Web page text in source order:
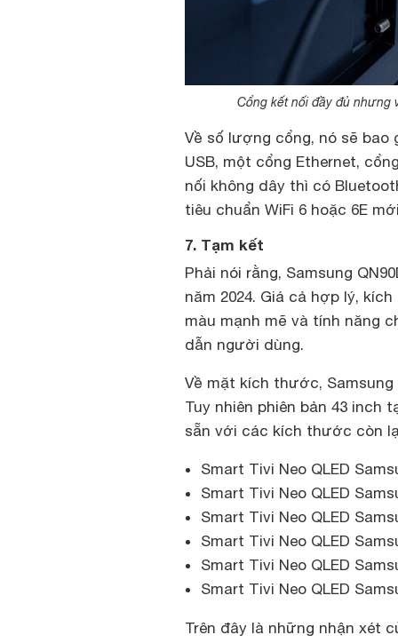
Cổng kết nối đầy đủ nhưng
Về số lượng cổng, nó sẽ bao
USB, một cổng Ethernet,
nối không dây thì có
tiêu chuẩn WiFi 6 hoặc 6E
7. Tạm kết
Phải nói rằng, Samsung
năm 2024. Giá cả hợp lý,
màu mạnh mẽ và tính năng
dẫn người dùng.
Về mặt kích thước, Samsung
Tuy nhiên phiên bản 43
sẵn với các kích thước còn
Smart Tivi Neo QLED
Smart Tivi Neo QLED
Smart Tivi Neo QLED
Smart Tivi Neo QLED
Smart Tivi Neo QLED
Smart Tivi Neo QLED
Trên đây là những nhận xét